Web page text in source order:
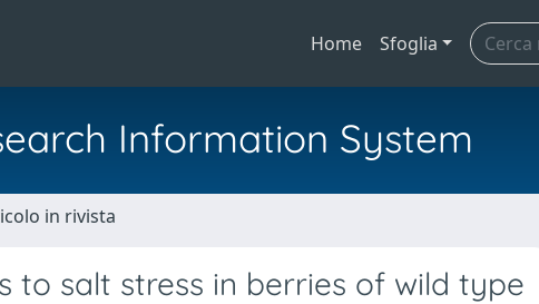
Home Sfoglia
Information System
in rivista
to salt stress in berries of wild type